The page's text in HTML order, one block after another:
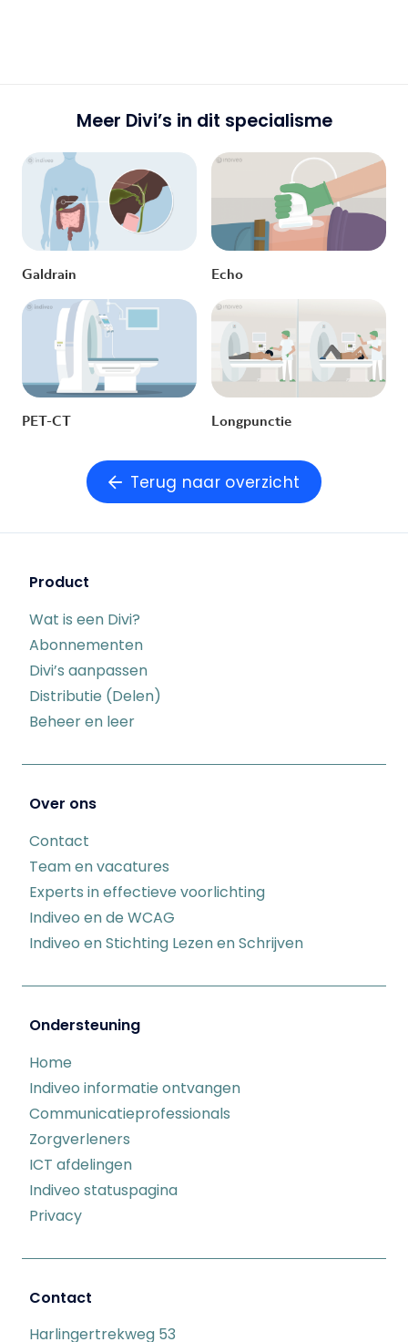
Meer Divi’s in dit specialisme
Galdrain Echo
PET-CT Longpunctie
Terug naar overzicht
Product
Wat is een Divi?
Abonnementen
Divi’s aanpassen
Distributie (Delen)
Beheer en leer
Over ons
Contact
Team en vacatures
Experts in effectieve voorlichting
Indiveo en de WCAG
Indiveo en Stichting Lezen en Schrijven
Ondersteuning
Home
Indiveo informatie ontvangen
Communicatieprofessionals
Zorgverleners
ICT afdelingen
Indiveo statuspagina
Privacy
Contact
Harlingertrekweg 53